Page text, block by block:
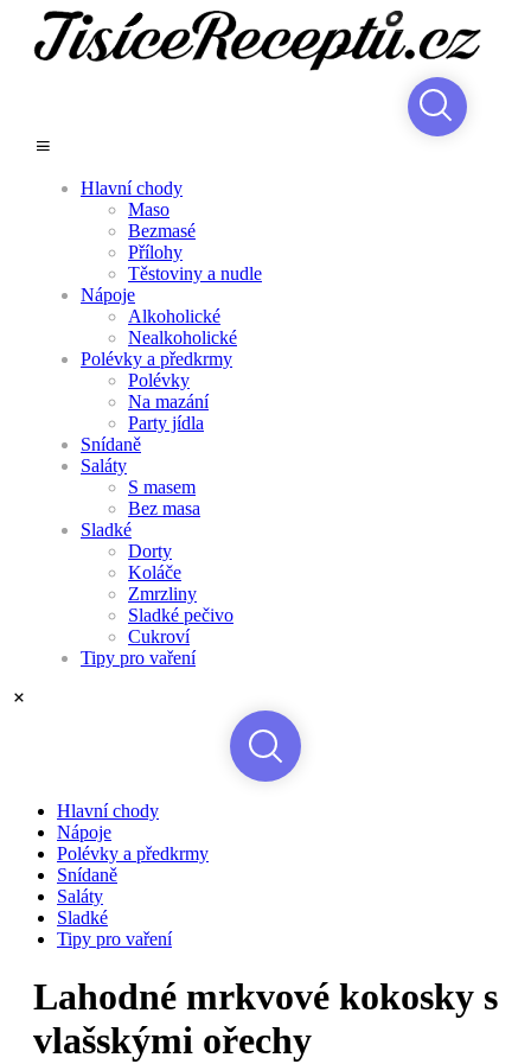
Hlavní chody
Maso
Bezmasé
Přílohy
Těstoviny a nudle
Nápoje
Alkoholické
Nealkoholické
Polévky a předkrmy
Polévky
Na mazání
Party jídla
Snídaně
Saláty
S masem
Bez masa
Sladké
Dorty
Koláče
Zmrzliny
Sladké pečivo
Cukroví
Tipy pro vaření
Hlavní chody
Nápoje
Polévky a předkrmy
Snídaně
Saláty
Sladké
Tipy pro vaření
Lahodné mrkvové kokosky s
vlašskými ořechy